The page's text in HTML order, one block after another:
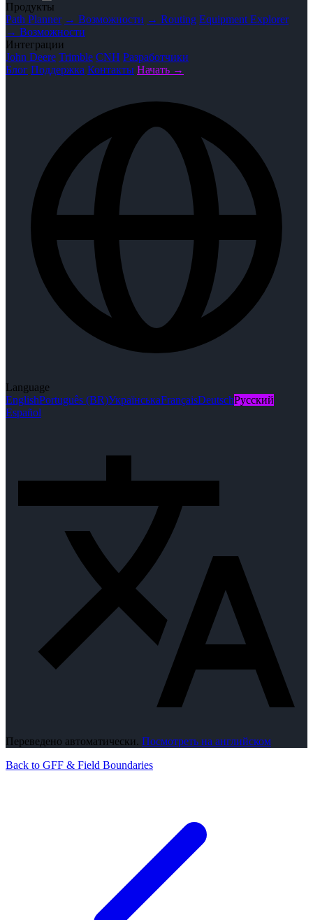
Продукты
Path Planner → Возможности → Routing Equipment Explorer
→ Возможности
Интеграции
John Deere Trimble CNH Разработчики
Блог Поддержка Контакты Начать →
Language
EnglishPortuguês (BR)УкраїнськаFrançaisDeutschРусский
Español
Переведено автоматически. Посмотреть на английском
Back to GFF & Field Boundaries